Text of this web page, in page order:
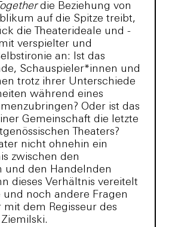
die Beziehung von
auf die Spitze treibt,
die Theaterideale und -
verspielter und
an: Ist das
Schauspieler*innen und
trotz ihrer Unterschiede
während eines
Oder ist das
Gemeinschaft die letzte
Theaters?
nicht ohnehin ein
zwischen den
und den Handelnden
dieses Verhältnis vereitelt
und noch andere Fragen
dem Regisseur des